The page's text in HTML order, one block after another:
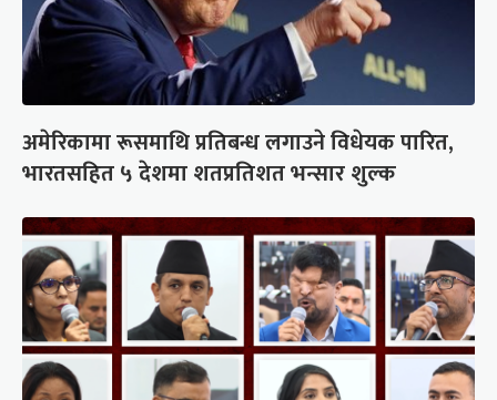
अमेरिकामा रूसमाथि प्रतिबन्ध लगाउने विधेयक पारित,
भारतसहित ५ देशमा शतप्रतिशत भन्सार शुल्क